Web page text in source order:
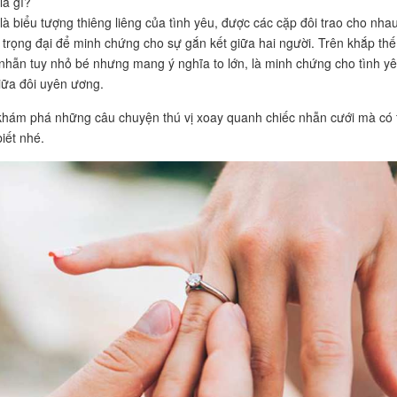
biểu tượng thiêng liêng của tình yêu, được các cặp đôi trao cho
đại để minh chứng cho sự gắn kết giữa hai người. Trên khắp thế
tuy nhỏ bé nhưng mang ý nghĩa to lớn, là minh chứng cho tình
đôi uyên ương.
phá những câu chuyện thú vị xoay quanh chiếc nhẫn cưới mà có
nhé.